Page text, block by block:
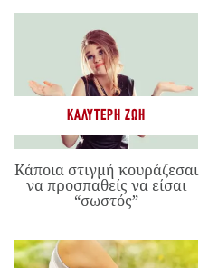
ΚΑΛΎΤΕΡΗ ΖΩΉ
Κάποια στιγμή κουράζεσαι
να προσπαθείς να είσαι
“σωστός”